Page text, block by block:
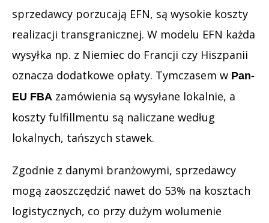
sprzedawcy porzucają EFN, są wysokie koszty
realizacji transgranicznej. W modelu EFN każda
wysyłka np. z Niemiec do Francji czy Hiszpanii
oznacza dodatkowe opłaty. Tymczasem w Pan-
EU FBA zamówienia są wysyłane lokalnie, a
koszty fulfillmentu są naliczane według
lokalnych, tańszych stawek.
Zgodnie z danymi branżowymi, sprzedawcy
mogą zaoszczędzić nawet do 53% na kosztach
logistycznych, co przy dużym wolumenie